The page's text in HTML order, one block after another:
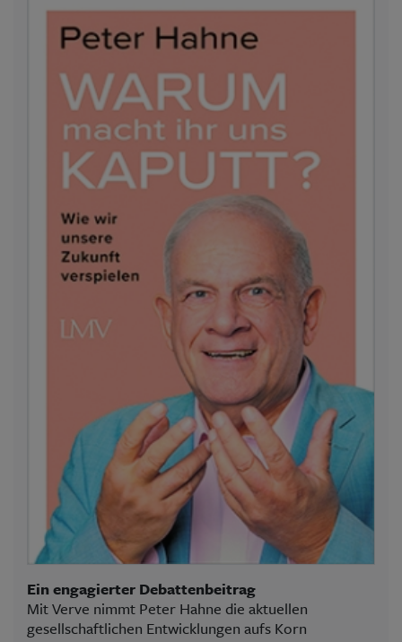
Ein engagierter Debattenbeitrag
Mit Verve nimmt Peter Hahne die aktuellen
gesellschaftlichen Entwicklungen aufs Korn